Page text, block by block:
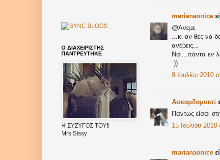
marianaonice
@Ανεμε
...κι αν θες να
ανέβεις...
Ναι...πάντα εν
:))
9 Ιουλίου 2010
Ασκαρδαμυκτί
Πάντως είσαι
15 Ιουλίου 2010
marianaonice
Ο ΔΙΑΧΕΙΡΙΣΤΗΣ
ΠΑΝΤΡΕΥΤΗΚΕ
Η ΣΥΖΥΓΟΣ ΤΟΥ!!
Mrs Sissy